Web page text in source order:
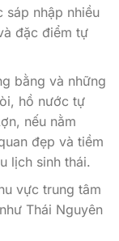
sáp nhập nhiều
đặc điểm tự
bằng và những
hồ nước tự
nếu nằm
đẹp và tiềm
lịch sinh thái.
vực trung tâm
Thái Nguyên